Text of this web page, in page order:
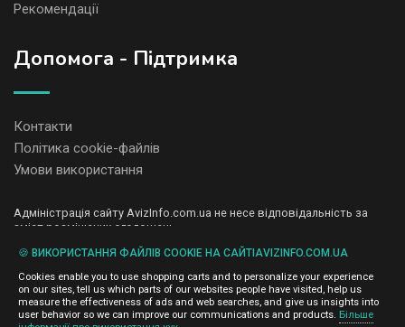
Рекомендації
Допомога - Підтримка
Контакти
Політика cookie-файлів
Умови використання
Адміністрація сайту AvizInfo.com.ua не несе відповідальність за
зміст розміщених оголошень.
і не продаємо особисту інформацію зареєстрованих користувачів
AvizInfo.com.ua третім особам. Ми не відповідаємо за правила
конфіденційності сайтів на які посилається AvizInfo.com.ua. На
деяких сторінках нашого сайту представлена реклама Google
Adsense Advertising Network. Щоб дізнатися детальніше про
🍪 ВИКОРИСТАННЯ ФАЙЛІВ COOKIE НА САЙТІAVIZINFO.COM.UA
Cookies enable you to use shopping carts and to personalize your experience
on our sites, tell us which parts of our websites people have visited, help us
measure the effectiveness of ads and web searches, and give us insights into
user behavior so we can improve our communications and products. Більше